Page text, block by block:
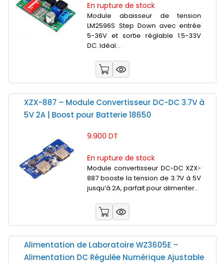
En rupture de stock
Module abaisseur de tension
LM2596S Step Down avec entrée
5-36V et sortie réglable 1.5-33V
DC. Idéal...
XZX-887 – Module Convertisseur DC-DC 3.7V à
5V 2A | Boost pour Batterie 18650
9.900 DT
En rupture de stock
Module convertisseur DC-DC XZX-
887 booste la tension de 3.7V à 5V
jusqu’à 2A, parfait pour alimenter...
Alimentation de Laboratoire WZ3605E –
Alimentation DC Régulée Numérique Ajustable